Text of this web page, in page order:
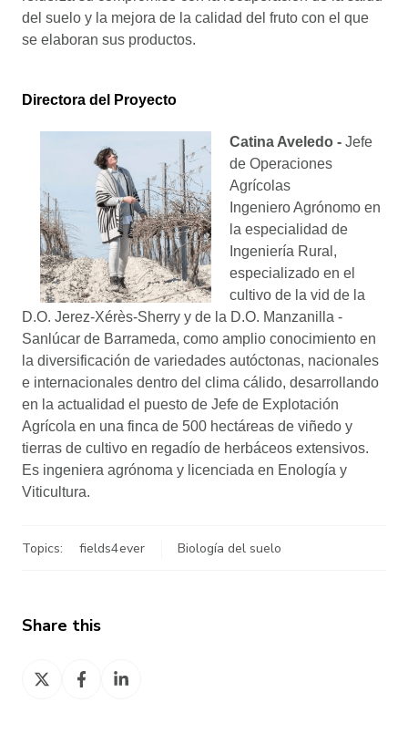
del suelo y la mejora de la calidad del fruto con el que
se elaboran sus productos.
Directora del Proyecto
Catina Aveledo - Jefe
de Operaciones
Agrícolas
Ingeniero Agrónomo en
la especialidad de
Ingeniería Rural,
especializado en el
cultivo de la vid de la
D.O. Jerez-Xérès-Sherry y de la D.O. Manzanilla -
Sanlúcar de Barrameda, como amplio conocimiento en
la diversificación de variedades autóctonas, nacionales
e internacionales dentro del clima cálido, desarrollando
en la actualidad el puesto de Jefe de Explotación
Agrícola en una finca de 500 hectáreas de viñedo y
tierras de cultivo en regadío de herbáceos extensivos.
Es ingeniera agrónoma y licenciada en Enología y
Viticultura.
Topics: fields4ever Biología del suelo
Share this
Share
Share
Share